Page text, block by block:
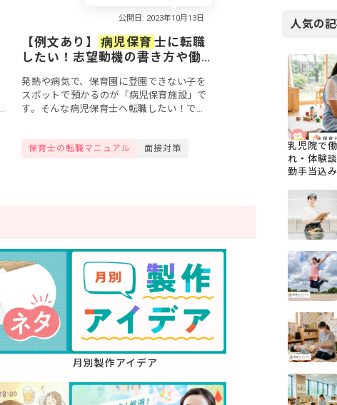
【例文あり】 病児保育 士に転職
したい！志望動機の書き方や働
発熱や病気で、保育園に登園できない子を
スポットで預かるのが「病児保育施設」で
す。そんな病児保育士へ転職したい！で
今回は、病児...
保育士の転職マニュアル 面接対策
月別製作アイデア
人気の
乳児院で
れ・体験
勤手当込み